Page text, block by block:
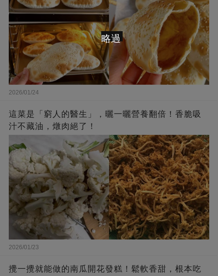
2026/01/24
這菜是「窮人的醫生」，曬一曬營養翻倍！香脆吸
汁不藏油，燉肉絕了！
2026/01/23
攪一攪就能做的南瓜開花發糕！鬆軟香甜，根本吃
略過